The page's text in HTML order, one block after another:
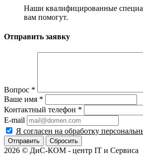
Наши квалифицированные
вам помогут.
Отправить заявку
Вопрос *
Ваше имя *
Контактный телефон *
E-mail
Я согласен на обработку
Сбросить
2026 © ДиС-КОМ - центр IT и Сервиса